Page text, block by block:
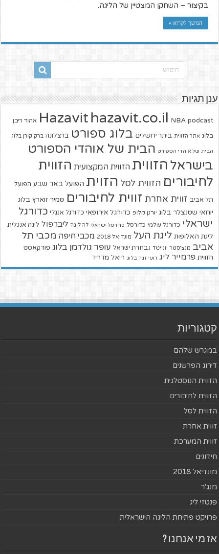
בקיצור – השחקן המצטיין של הליגה.
המשך לקרוא »
ענן תגיות
Hazavit hazavit.co.il NBA podcast אהוד ריבן
בלוג אתר הזווית ביתר ירושלים בלוג ספורט ברצלונה ברק קורן בלוג
הבית של אוהדי הספורט הבית של אוהדי הספורט
בישראל הזווית הזווית המקצועית הזווית
לחיבורים הזווית לסל הזוית הפועל באר שבע הפועל
תל אביב זווית אחרת זווית לחיבורים טמיר זוארץ בלוג
יוחאי שטנצלר בלוג יורגן קלופ כדורגל אירופאי כדורגל אנגלי כדורגל
ישראלי כדורגל עולמי כדורסל כדורסל ישראלי לה ליגה ליברפול ליגה אנגלית
ליגת האלופות ליגת העל מונדיאל 2018 מכבי חיפה מכבי תל
אביב מנצ'סטר יונייטד נבחרת ישראל עופר גולדמן בלוג פודקאסט
הזווית פרמייר ליג רועי זגה בלוג ריאל מדריד
קטגוריות
במגרש שלהם
דירוג הפרשנים
הזווית הנוסטלגית
הזווית לחיבורים
הזווית לסל
זווית אחרת
זווית המערכת
חידונים
מונדיאל 2018
מנג'ר
פנטזי ליג
פרויקט פתיחת הליגה הישראלית
אז מי אנחנו ?